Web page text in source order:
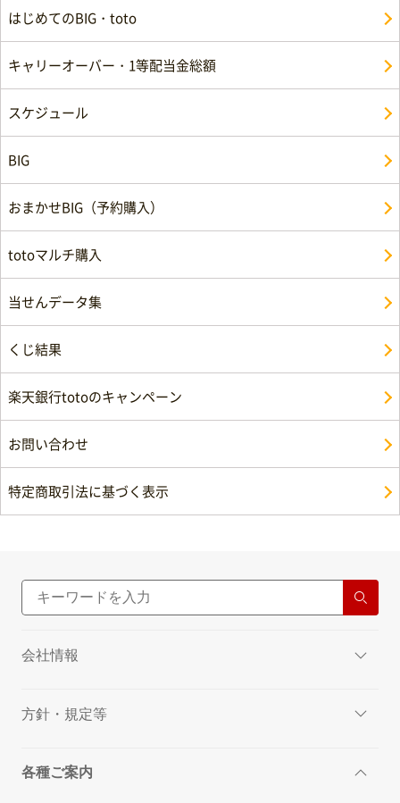
はじめてのBIG・toto
キャリーオーバー・1等配当金総額
スケジュール
BIG
おまかせBIG（予約購入）
totoマルチ購入
当せんデータ集
くじ結果
楽天銀行totoのキャンペーン
お問い合わせ
特定商取引法に基づく表示
会社情報
方針・規定等
各種ご案内